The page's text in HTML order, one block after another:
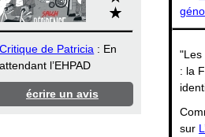
Critique de Patricia : En
attendant l’EHPAD
écrire un avis
"Les
: la
sur